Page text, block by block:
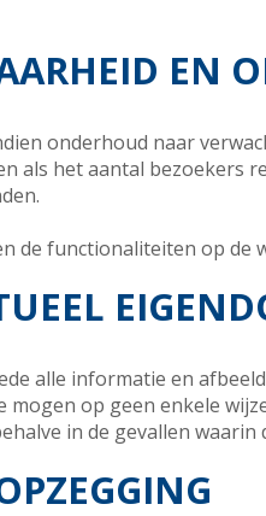
EN
onderhoud naar
als het aantal bezoekers
de functionaliteiten op de
alle informatie en
mogen op geen enkele
in de gevallen waarin